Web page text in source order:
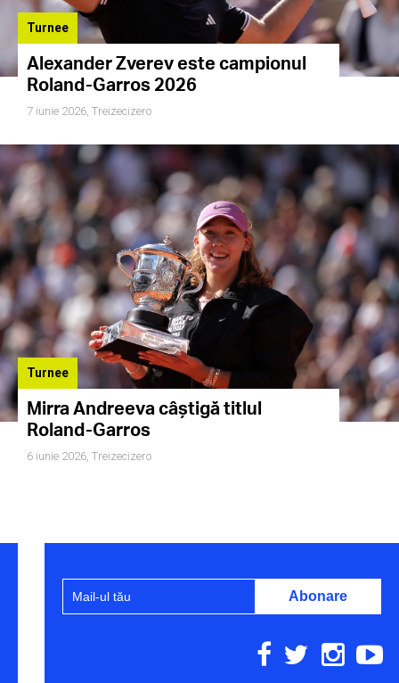
Turnee
Alexander Zverev este campionul
Roland-Garros 2026
7 iunie 2026, Treizecizero
Turnee
Mirra Andreeva câștigă titlul
Roland-Garros
6 iunie 2026, Treizecizero